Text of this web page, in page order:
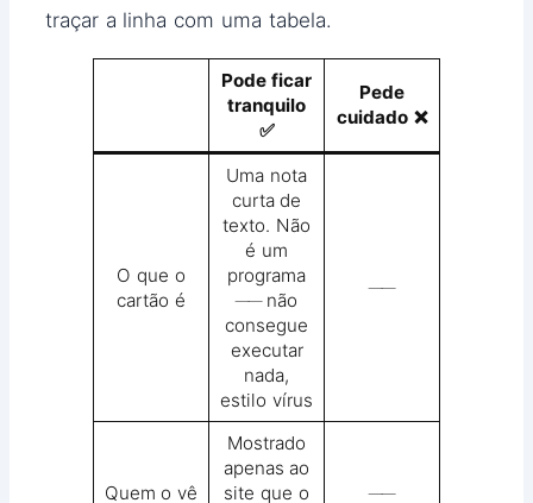
traçar a linha com uma tabela.
Pode ficar
tranquilo
✅
Pede
cuidado ❌
O que o
cartão é
Uma nota
curta de
texto. Não
é um
programa
── não
consegue
executar
nada,
estilo vírus
──
Quem o vê
Mostrado
apenas ao
site que o
──